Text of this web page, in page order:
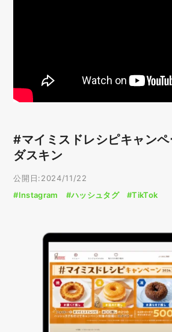
#マイミスドレシピキャン
ダスキン
公開日:2024/11/22
#Instagram
#ハッシュタグ #TikTok